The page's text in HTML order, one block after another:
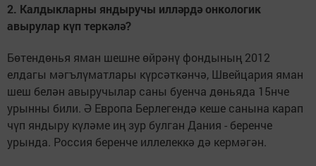
2. Калдыкларны яндыручы илләрдә онкологик
авырулар күп теркәлә?
Бөтендөнья яман шешне өйрәнү фондының 2012
елдагы мәгълүматлары күрсәткәнчә, Швейцария яман
шеш белән авыручылар саны буенча дөньяда 15нче
урынны били. Ә Европа Берлегендә кеше санына карап
чүп яндыру күләме иң зур булган Дания - беренче
урында. Россия беренче иллелеккә дә кермәгән.